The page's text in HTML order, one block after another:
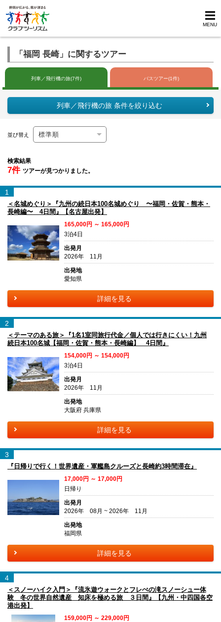
MENU
「福岡 長崎」に関するツアー
列車／飛行機の旅(7件) バスツアー(1件)
列車／飛行機の旅 条件を絞り込む
並び替え
検索結果
7件 ツアーが見つかりました。
1
＜名城めぐり＞『九州の続日本100名城めぐり 〜福岡・佐賀・熊本・
長崎編〜 4日間』【名古屋出発】
165,000円 ～ 165,000円
3泊4日
出発月
2026年 11月
出発地
愛知県
詳細を見る
2
＜テーマのある旅＞『1名1室同旅行代金／個人では行きにくい！九州
続日本100名城【福岡・佐賀・熊本・長崎編】 4日間』
154,000円 ～ 154,000円
3泊4日
出発月
2026年 11月
出発地
大阪府 兵庫県
詳細を見る
3
『日帰りで行く！世界遺産・軍艦島クルーズと長崎約3時間滞在』
17,000円 ～ 17,000円
日帰り
出発月
2026年 08月 ~ 2026年 11月
出発地
福岡県
詳細を見る
4
＜スノーハイク入門＞『流氷遊ウォークとフレぺの滝スノーシュー体
験 冬の世界自然遺産 知床を極める旅 ３日間』【九州・中四国各空
港出発】
159,000円 ～ 229,000円